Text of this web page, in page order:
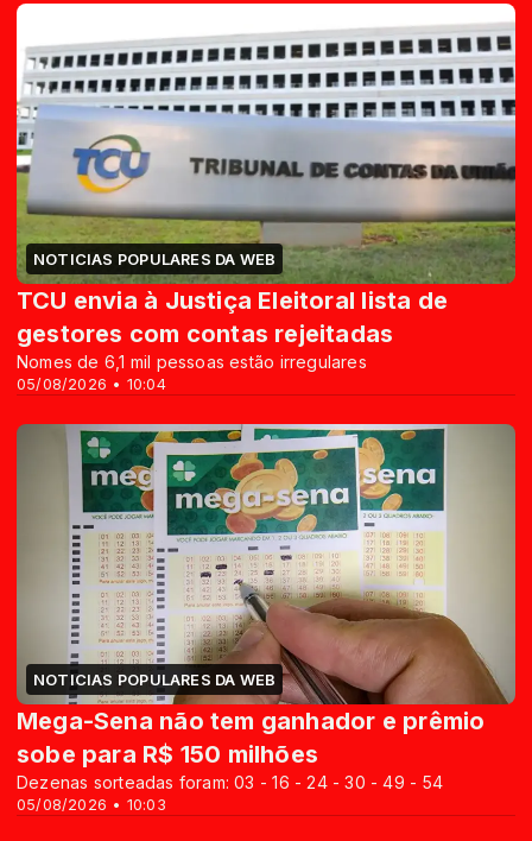
NOTICIAS POPULARES DA WEB
05/08/2026 • 10:04
TCU envia à Justiça Eleitoral lista de
gestores com contas rejeitadas
Nomes de 6,1 mil pessoas estão irregulares
NOTICIAS POPULARES DA WEB
05/08/2026 • 10:03
Mega-Sena não tem ganhador e prêmio
sobe para R$ 150 milhões
Dezenas sorteadas foram: 03 - 16 - 24 - 30 - 49 - 54